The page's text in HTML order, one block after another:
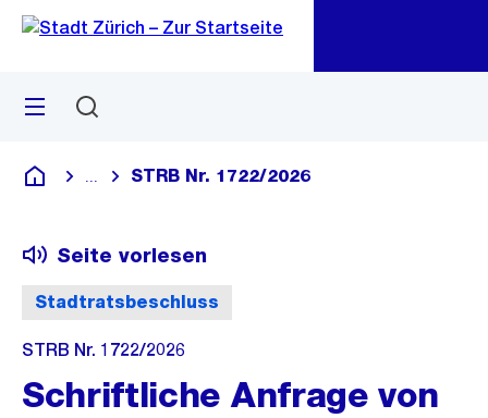
Navigation
Sprunglink
Menü
Deutsch
Blende alle Breadcrumbs ein
STRB Nr. 1722/2026
Stadtratsbeschluss
Seite vorlesen
STRB Nr. 1722/2026
Schriftliche Anfrage von